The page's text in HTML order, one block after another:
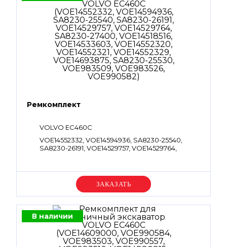
Ремкомплект
VOLVO EC460C
VOE14552332, VOE14594936, SA8230-25540,
SA8230-26191, VOE14529757, VOE14529764,
VOE14693875, SA8230-25530, VOE983509,
VOE983526, VOE990582
Уточняйте цену
В наличии